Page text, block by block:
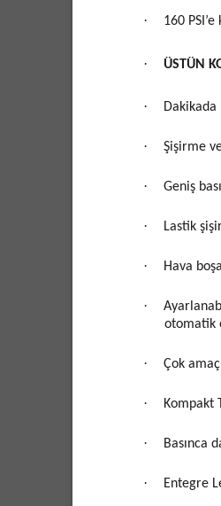
· 160
· ÜSTÜN
· Dakikada
· Şişirme
· Geniş
· Lastik
· Hava
·
otomatik
· Çok
· Kompakt
· Basınca
· Entegre